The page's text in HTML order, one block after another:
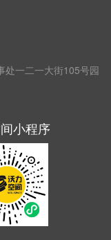
处一二一大街105号园
小程序